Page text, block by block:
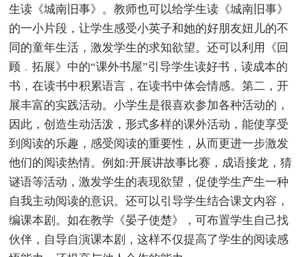
生读《城南旧事》。教师也可以给学生读《城南旧事》
的一小片段，让学生感受小英子和她的好朋友妞儿的不
同的童年生活，激发学生的求知欲望。还可以利用《回
顾﹒拓展》中的“课外书屋”引导学生读好书，读成本的
书，在读书中积累语言，在读书中体会情感。第二，开
展丰富的实践活动。小学生是很喜欢参加各种活动的，
因此，创造生动活泼，形式多样的课外活动，能使享受
到阅读的乐趣，感受阅读的重要性，从而更进一步激发
他们的阅读热情。例如:开展讲故事比赛，成语接龙，猜
谜语等活动，激发学生的表现欲望，促使学生产生一种
自我主动阅读的意识。还可以引导学生结合课文内容，
编课本剧。如在教学《晏子使楚》，可布置学生自己找
伙伴，自导自演课本剧，这样不仅提高了学生的阅读感